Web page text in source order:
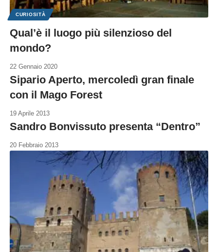
CURIOSITÀ
Qual’è il luogo più silenzioso del
mondo?
22 Gennaio 2020
Sipario Aperto, mercoledì gran finale
con il Mago Forest
19 Aprile 2013
Sandro Bonvissuto presenta “Dentro”
20 Febbraio 2013